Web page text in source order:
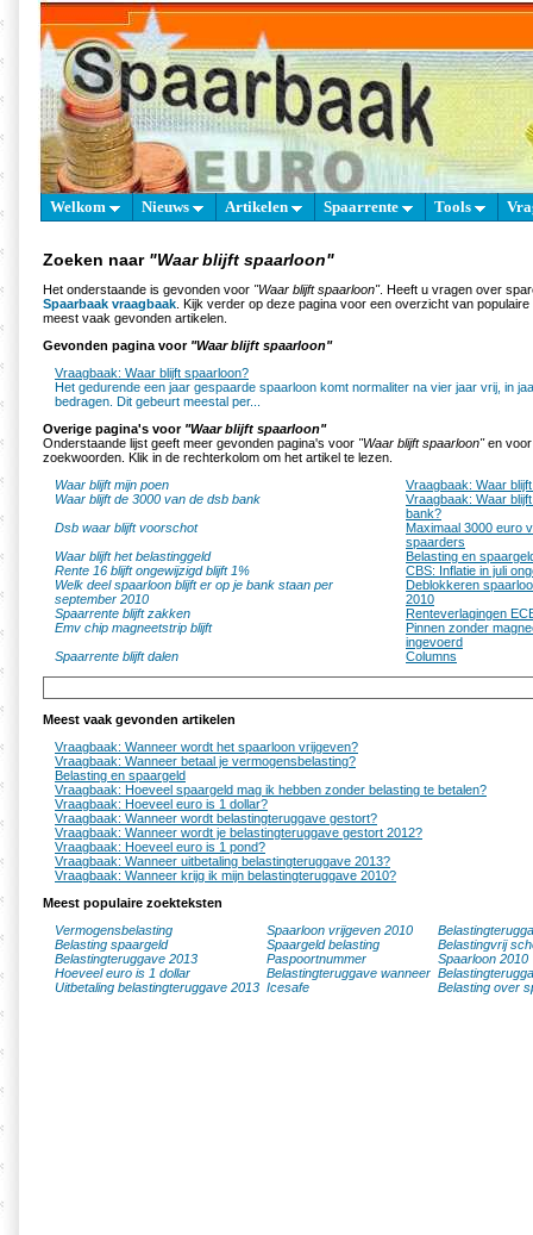
Welkom Nieuws Artikelen Spaarrente Tools
Zoeken naar "Waar blijft spaarloon"
Het onderstaande is gevonden voor "Waar blijft spaarloon". Heeft u vragen over
Spaarbaak vraagbaak . Kijk verder op deze pagina voor een overzicht van
meest vaak gevonden artikelen.
Gevonden pagina voor "Waar blijft spaarloon"
Vraagbaak: Waar blijft spaarloon?
Het gedurende een jaar gespaarde spaarloon komt normaliter na vier jaar vrij, in
bedragen. Dit gebeurt meestal per...
Overige pagina's voor "Waar blijft spaarloon"
Onderstaande lijst geeft meer gevonden pagina's voor "Waar blijft spaarloon"en voor
zoekwoorden. Klik in de rechterkolom om het artikel te lezen.
Waar blijft mijn poen
Vraagbaak: Waar
Waar blijft de 3000 van de dsb bank
Vraagbaak: Waar
bank?
Dsb waar blijft voorschot
Maximaal 3000 euro
spaarders
Waar blijft het belastinggeld
Belasting en
Rente 16 blijft ongewijzigd blijft 1%
CBS: Inflatie in juli
Welk deel spaarloon blijft er op je bank staan per
september 2010
Deblokkeren
2010
Spaarrente blijft zakken
Renteverlagingen
Emv chip magneetstrip blijft
Pinnen zonder
ingevoerd
Spaarrente blijft dalen
Columns
Meest vaak gevonden artikelen
Vraagbaak: Wanneer wordt het spaarloon vrijgeven?
Vraagbaak: Wanneer betaal je vermogensbelasting?
Belasting en spaargeld
Vraagbaak: Hoeveel spaargeld mag ik hebben zonder belasting te betalen?
Vraagbaak: Hoeveel euro is 1 dollar?
Vraagbaak: Wanneer wordt belastingteruggave gestort?
Vraagbaak: Wanneer wordt je belastingteruggave gestort 2012?
Vraagbaak: Hoeveel euro is 1 pond?
Vraagbaak: Wanneer uitbetaling belastingteruggave 2013?
Vraagbaak: Wanneer krijg ik mijn belastingteruggave 2010?
Meest populaire zoekteksten
Vermogensbelasting
Spaarloon vrijgeven 2010
Belasting spaargeld
Spaargeld belasting
Belastingvrij
Belastingteruggave 2013
Paspoortnummer
Spaarloon 2010
Hoeveel euro is 1 dollar
Belastingteruggave wanneer
Uitbetaling belastingteruggave 2013 Icesafe Belasting over